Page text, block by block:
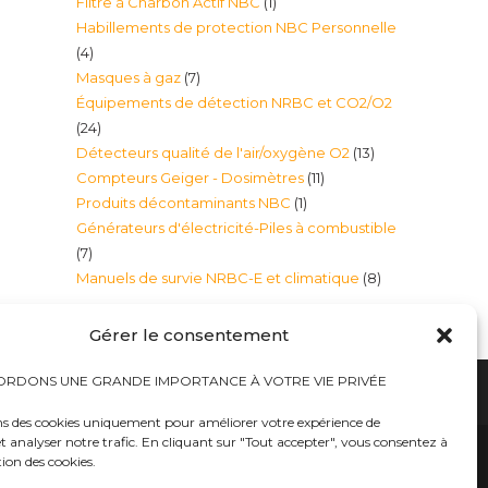
Gérer le consentement
UNE GRANDE IMPORTANCE À VOTRE VIE PRIVÉE
des cookies uniquement pour améliorer votre expérience de
analyser notre trafic. En cliquant sur "Tout accepter", vous consentez à
des cookies.
produit
Habillements de protection NBC Personnelle
44
produits
Masques à gaz 77
produits
Équipements de détection NRBC et CO2/O2
2424
produits
Détecteurs qualité de l'air/oxygène O2 1313
Compteurs Geiger - Dosimètres 1111
Produits décontaminants NBC 11
produit
Générateurs d'électricité-Piles à combustible
77
produits
Manuels de survie NRBC-E et climatique 88
Bureaux tables bunkers NRBC-E
médicales